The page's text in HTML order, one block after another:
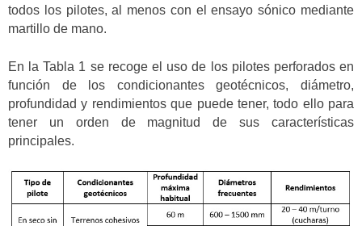
todos los pilotes, al menos con el ensayo sónico mediante
martillo de mano.
En la Tabla 1 se recoge el uso de los pilotes perforados en
función de los condicionantes geotécnicos, diámetro,
profundidad y rendimientos que puede tener, todo ello para
tener un orden de magnitud de sus características
principales.